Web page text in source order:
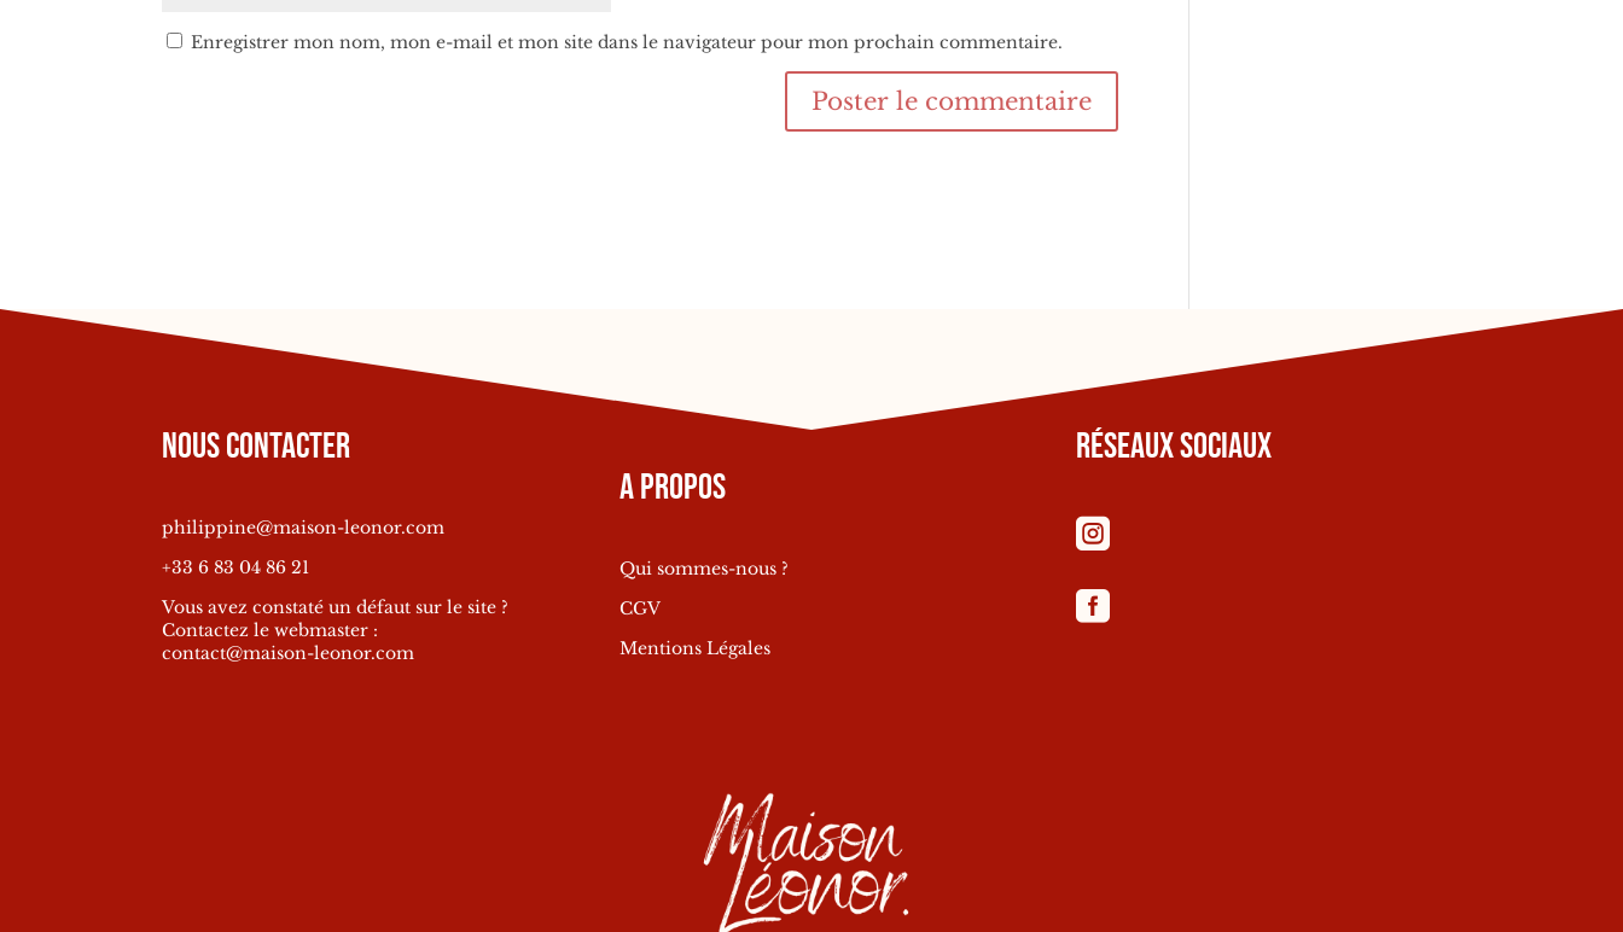
Enregistrer mon nom, mon e-mail et mon site dans le navigateur pour mon prochain commentaire.
Nous contacter
philippine@maison-leonor.com
+33 6 83 04 86 21
Vous avez constaté un défaut sur le site ?
Contactez le webmaster :
contact@maison-leonor.com
A propos
Qui sommes-nous ?
CGV
Mentions Légales
Réseaux sociaux

